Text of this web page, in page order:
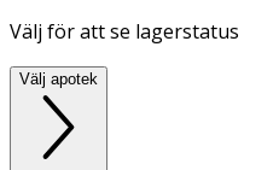
Välj för att se lagerstatus
Välj apotek